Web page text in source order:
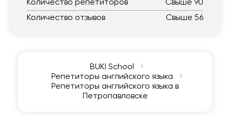
Количество репетиторов
Свыше 90
Количество отзывов
Свыше 56
BUKI School
Репетиторы английского языка
Репетиторы английского языка в
Петропавловске